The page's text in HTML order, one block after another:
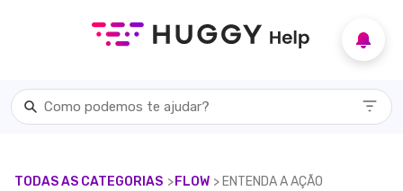
TODAS AS CATEGORIAS ​>​ ​FLOW ​> ​ ENTENDA A AÇÃO